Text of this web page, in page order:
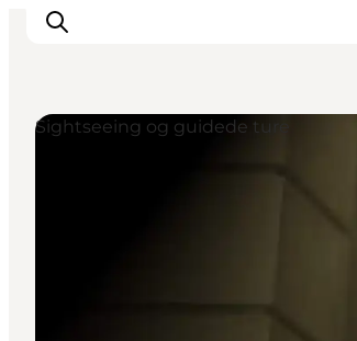
Sightseeing og guidede ture